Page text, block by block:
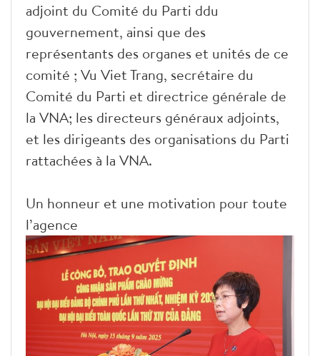
adjoint du Comité du Parti ddu
gouvernement, ainsi que des
représentants des organes et unités de ce
comité ; Vu Viet Trang, secrétaire du
Comité du Parti et directrice générale de
la VNA; les directeurs généraux adjoints,
et les dirigeants des organisations du Parti
rattachées à la VNA.
Un honneur et une motivation pour toute
l’agence